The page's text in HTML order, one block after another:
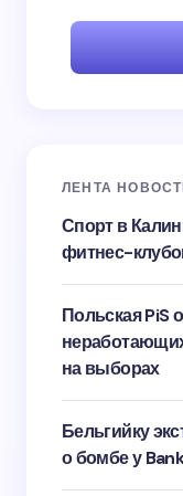
ЛЕНТА
Спорт в
фитнес-
Польская PiS
на выборах
Бельгийку
о бомбе у